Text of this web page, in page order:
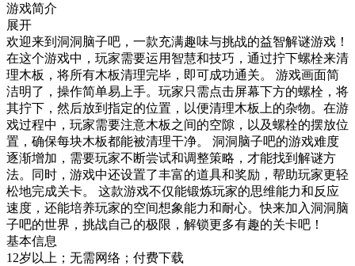
游戏简介
展开
欢迎来到洞洞脑子吧，一款充满趣味与挑战的益智解谜游戏！
在这个游戏中，玩家需要运用智慧和技巧，通过拧下螺栓来清
理木板，将所有木板清理完毕，即可成功通关。 游戏画面简
洁明了，操作简单易上手。玩家只需点击屏幕下方的螺栓，将
其拧下，然后放到指定的位置，以便清理木板上的杂物。在游
戏过程中，玩家需要注意木板之间的空隙，以及螺栓的摆放位
置，确保每块木板都能被清理干净。 洞洞脑子吧的游戏难度
逐渐增加，需要玩家不断尝试和调整策略，才能找到解谜方
法。同时，游戏中还设置了丰富的道具和奖励，帮助玩家更轻
松地完成关卡。 这款游戏不仅能锻炼玩家的思维能力和反应
速度，还能培养玩家的空间想象能力和耐心。快来加入洞洞脑
子吧的世界，挑战自己的极限，解锁更多有趣的关卡吧！
基本信息
12岁以上；无需网络；付费下载